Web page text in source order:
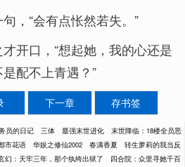
，“会有点怅然若失。”
开口，“想起她，我的心还是
配不上青遇？”
下一章 存书签
员的日记 三体 最强末世进化
末世降临：18楼全员恶
市花语 华娱之修仙2002 春满香夏
转生萝莉的我当反
幻：天牢三年，那个纨绔出狱了
四合院：众里寻她千百